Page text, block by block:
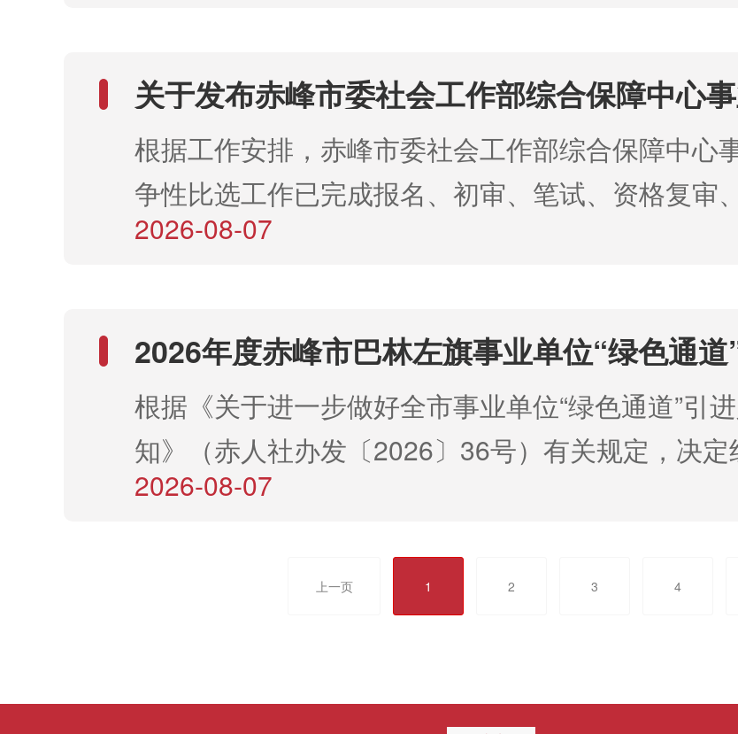
程：赤峰市人力资源和社会保障局（网站）→网上
网上报名，或直接登录网址
（http://115.28.96.217:8004/zwwsbmcf/
考试时间地点详见准考证，请各位通过资格复审的
严格按照面试准考证上的具体安排和要求参加面
会 2026年8月7日
关于发布赤峰市委社会工作部综合保障中心
根据工作安排，赤峰市委社会工作部综合保障中心
争性比选工作已完成报名、初审、笔试、资格复审
程序，现对拟比选调入人员予以公示，试用期3个月
岗黄国坤男1994.12汉族宁城县人大常委会办公室
王君瑶女1997.12蒙古族巴林右旗查干诺尔镇人民政
主任二、公示时间2026年8月10日至2026年8月14
或个人均可通过来访、来函、电话等形式反映上述
问题。为便于对反映的问题进行调查核实，请在反
索，以及本人真实姓名、联系方式或工作单位等信
作纪律，履行保密义务，及时反馈核实情况。 受理
2026-08-07
2026年度赤峰市巴林左旗事业单位“绿色通
根据《关于进一步做好全市事业单位“绿色通道”引
知》（赤人社办发〔2026〕36号）有关规定，决
市巴林左旗事业单位“绿色通道”引进人才工作，现
作、公平公正的原则。二、引进计划本次计划通过“
业单位急需紧缺人才51名，具体岗位详见《2026年
（一）基本条件1.具有中华人民共和国国籍；2.遵
2026-08-07
上一页 1 2 3 4